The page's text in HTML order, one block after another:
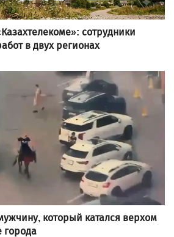
сотрудники
в двух регионах
который катался верхом
города